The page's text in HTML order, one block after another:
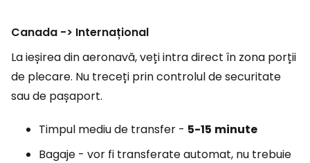
Canada -> Internațional
La ieșirea din aeronavă, veți intra direct în zona porții
de plecare. Nu treceți prin controlul de securitate
sau de pașaport.
Timpul mediu de transfer - 5-15 minute
Bagaje - vor fi transferate automat, nu trebuie